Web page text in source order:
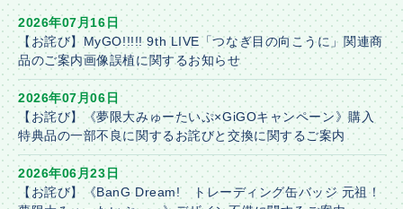
2026年07月16日
【お詫び】MyGO!!!!! 9th LIVE「つなぎ目の向こうに」関連商
品のご案内画像誤植に関するお知らせ
2026年07月06日
【お詫び】《夢限大みゅーたいぷ×GiGOキャンペーン》購入
特典品の一部不良に関するお詫びと交換に関するご案内
2026年06月23日
【お詫び】《BanG Dream! トレーディング缶バッジ 元祖！